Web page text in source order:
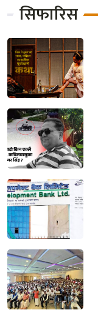
सिफारिस